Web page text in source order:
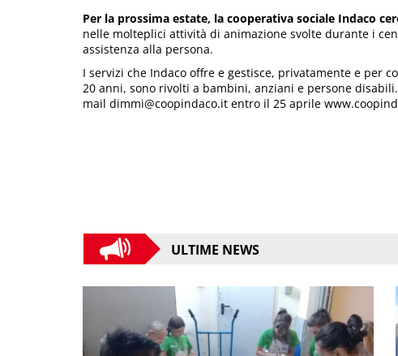
Per la prossima estate, la cooperativa sociale Indaco
nelle molteplici attività di animazione svolte durante i
assistenza alla persona.
I servizi che Indaco offre e gestisce, privatamente e per
20 anni, sono rivolti a bambini, anziani e persone
mail dimmi@coopindaco.it entro il 25 aprile
ULTIME NEWS